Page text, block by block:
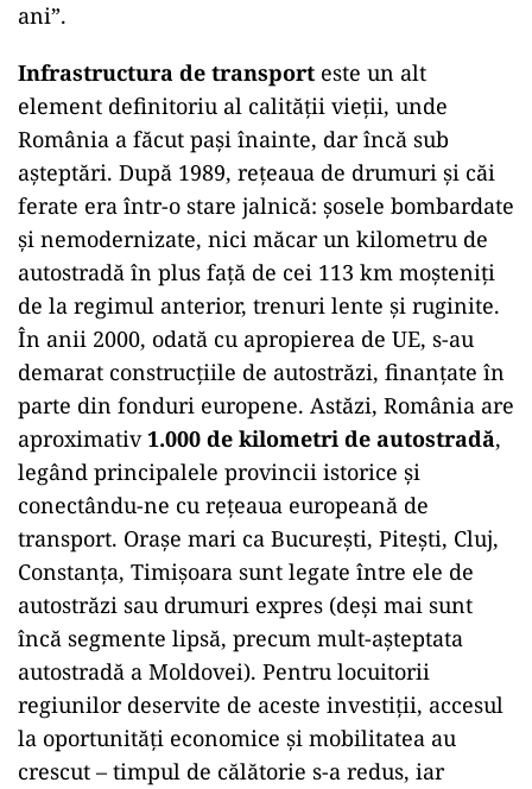
ani”.
Infrastructura de transport este un alt
element definitoriu al calității vieții, unde
România a făcut pași înainte, dar încă sub
așteptări. După 1989, rețeaua de drumuri și căi
ferate era într-o stare jalnică: șosele bombardate
și nemodernizate, nici măcar un kilometru de
autostradă în plus față de cei 113 km moșteniți
de la regimul anterior, trenuri lente și ruginite.
În anii 2000, odată cu apropierea de UE, s-au
demarat construcțiile de autostrăzi, finanțate în
parte din fonduri europene. Astăzi, România are
aproximativ1.000 de kilometri de autostradă,
legând principalele provincii istorice și
conectându-ne cu rețeaua europeană de
transport. Orașe mari ca București, Pitești, Cluj,
Constanța, Timișoara sunt legate între ele de
autostrăzi sau drumuri expres (deși mai sunt
încă segmente lipsă, precum mult-așteptata
autostradă a Moldovei). Pentru locuitorii
regiunilor deservite de aceste investiții, accesul
la oportunități economice și mobilitatea au
crescut – timpul de călătorie s-a redus, iar